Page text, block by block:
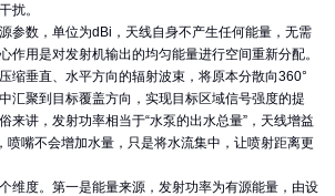
扰。
参数，单位为dBi，天线自身不产生任何能量，无需
作用是对发射机输出的均匀能量进行空间重新分配。
缩垂直、水平方向的辐射波束，将原本分散向360°
汇聚到目标覆盖方向，实现目标区域信号强度的提
来讲，发射功率相当于“水泵的出水总量”，天线增益
喷嘴不会增加水量，只是将水流集中，让喷射距离更
维度。第一是能量来源，发射功率为有源能量，由设